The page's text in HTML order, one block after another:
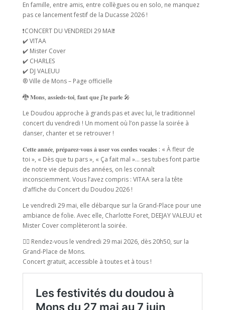
En famille, entre amis, entre collègues ou en solo, ne manquez
pas ce lancement festif de la Ducasse 2026 !
❗CONCERT DU VENDREDI 29 MAI❗
✔️ VITAA
✔️ Mister Cover
✔️ CHARLES
✔️ DJ VALEUU
®️ Ville de Mons – Page officielle
🐉 𝐌𝐨𝐧𝐬, 𝐚𝐬𝐬𝐢𝐞𝐝𝐬-𝐭𝐨𝐢, 𝐟𝐚𝐮𝐭 𝐪𝐮𝐞 𝐣’𝐭𝐞 𝐩𝐚𝐫𝐥𝐞 🎤
Le Doudou approche à grands pas et avec lui, le traditionnel
concert du vendredi ! Un moment où l’on passe la soirée à
danser, chanter et se retrouver !
𝐂𝐞𝐭𝐭𝐞 𝐚𝐧𝐧𝐞́𝐞, 𝐩𝐫𝐞́𝐩𝐚𝐫𝐞𝐳-𝐯𝐨𝐮𝐬 𝐚̀ 𝐮𝐬𝐞𝐫 𝐯𝐨𝐬 𝐜𝐨𝐫𝐝𝐞𝐬 𝐯𝐨𝐜𝐚𝐥𝐞𝐬 : « À fleur de
toi », « Dès que tu pars », « Ça fait mal »… ses tubes font partie
de notre vie depuis des années, on les connaît
inconsciemment. Vous l’avez compris : VITAA sera la tête
d’affiche du Concert du Doudou 2026 !
Le vendredi 29 mai, elle débarque sur la Grand-Place pour une
ambiance de folie. Avec elle, Charlotte Foret, DEEJAY VALEUU et
Mister Cover complèteront la soirée.
👉🏻 Rendez-vous le vendredi 29 mai 2026, dès 20h50, sur la
Grand-Place de Mons.
Concert gratuit, accessible à toutes et à tous !